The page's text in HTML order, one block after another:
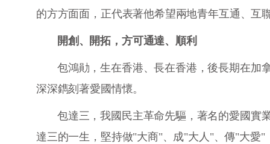
的方方面面，正代表著他希望兩地青年互通、互
開創、開拓，方可通達、順利
包鴻勛，生在香港、長在香港，後長期在加
深深鐫刻著愛國情懷。
包達三，我國民主革命先驅，著名的愛國實
達三的一生，堅持做"大商"、成"大人"、傳"大愛